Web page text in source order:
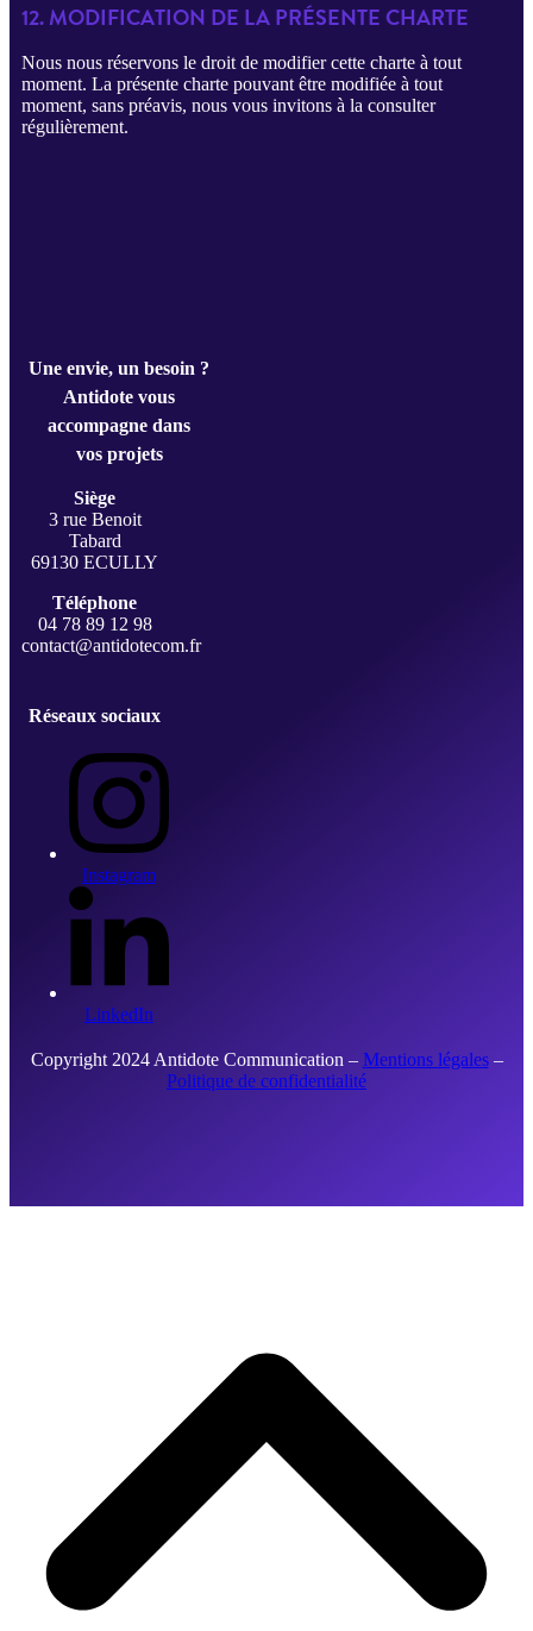
12. MODIFICATION DE LA PRÉSENTE CHARTE
Nous nous réservons le droit de modifier cette charte à tout
moment. La présente charte pouvant être modifiée à tout
moment, sans préavis, nous vous invitons à la consulter
régulièrement.
Une envie, un besoin ?
Antidote vous
accompagne dans
vos projets
Siège
3 rue Benoit
Tabard
69130 ECULLY
Téléphone
04 78 89 12 98
contact@antidotecom.fr
Réseaux sociaux
Instagram
LinkedIn
Copyright 2024 Antidote Communication – Mentions légales–
Politique de confidentialité